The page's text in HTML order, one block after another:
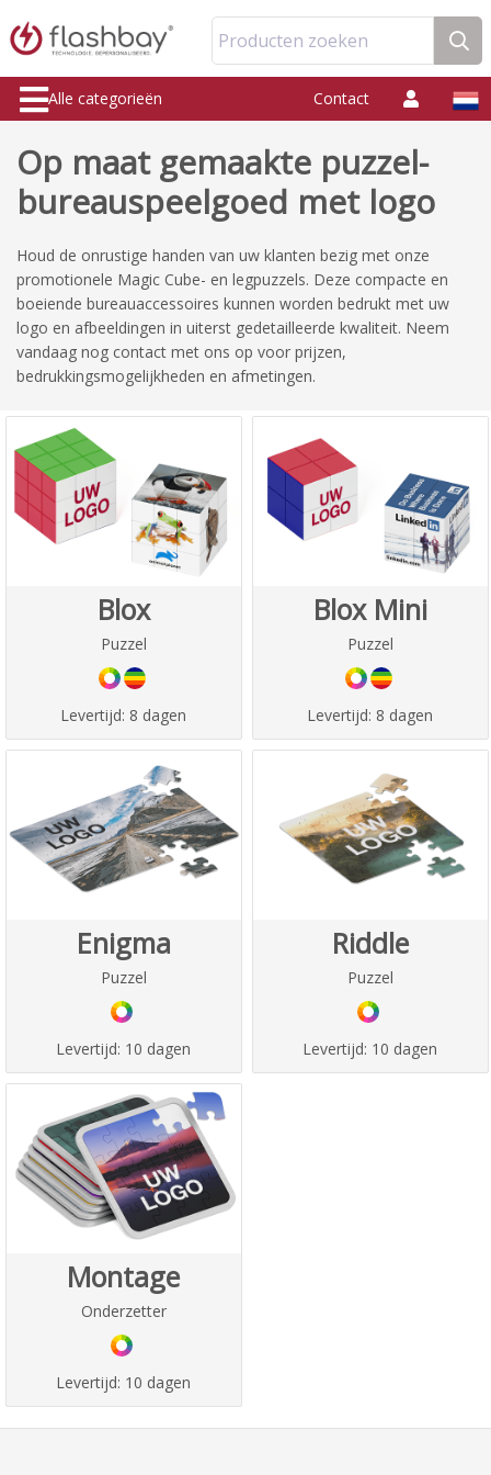
Producten zoeken
Alle categorieën Contact
Op maat gemaakte puzzel-
bureauspeelgoed met logo
Houd de onrustige handen van uw klanten bezig met onze
promotionele Magic Cube- en legpuzzels. Deze compacte en
boeiende bureauaccessoires kunnen worden bedrukt met uw
logo en afbeeldingen in uiterst gedetailleerde kwaliteit. Neem
vandaag nog contact met ons op voor prijzen,
bedrukkingsmogelijkheden en afmetingen.
Blox
Puzzel
Levertijd: 8 dagen
Blox Mini
Puzzel
Levertijd: 8 dagen
Enigma
Puzzel
Levertijd: 10 dagen
Riddle
Puzzel
Levertijd: 10 dagen
Montage
Onderzetter
Levertijd: 10 dagen